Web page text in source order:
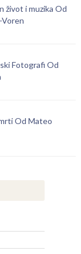
život i muzika Od
Voren
Fotografi Od
Od Mateo